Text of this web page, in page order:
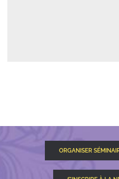
ORGANISER